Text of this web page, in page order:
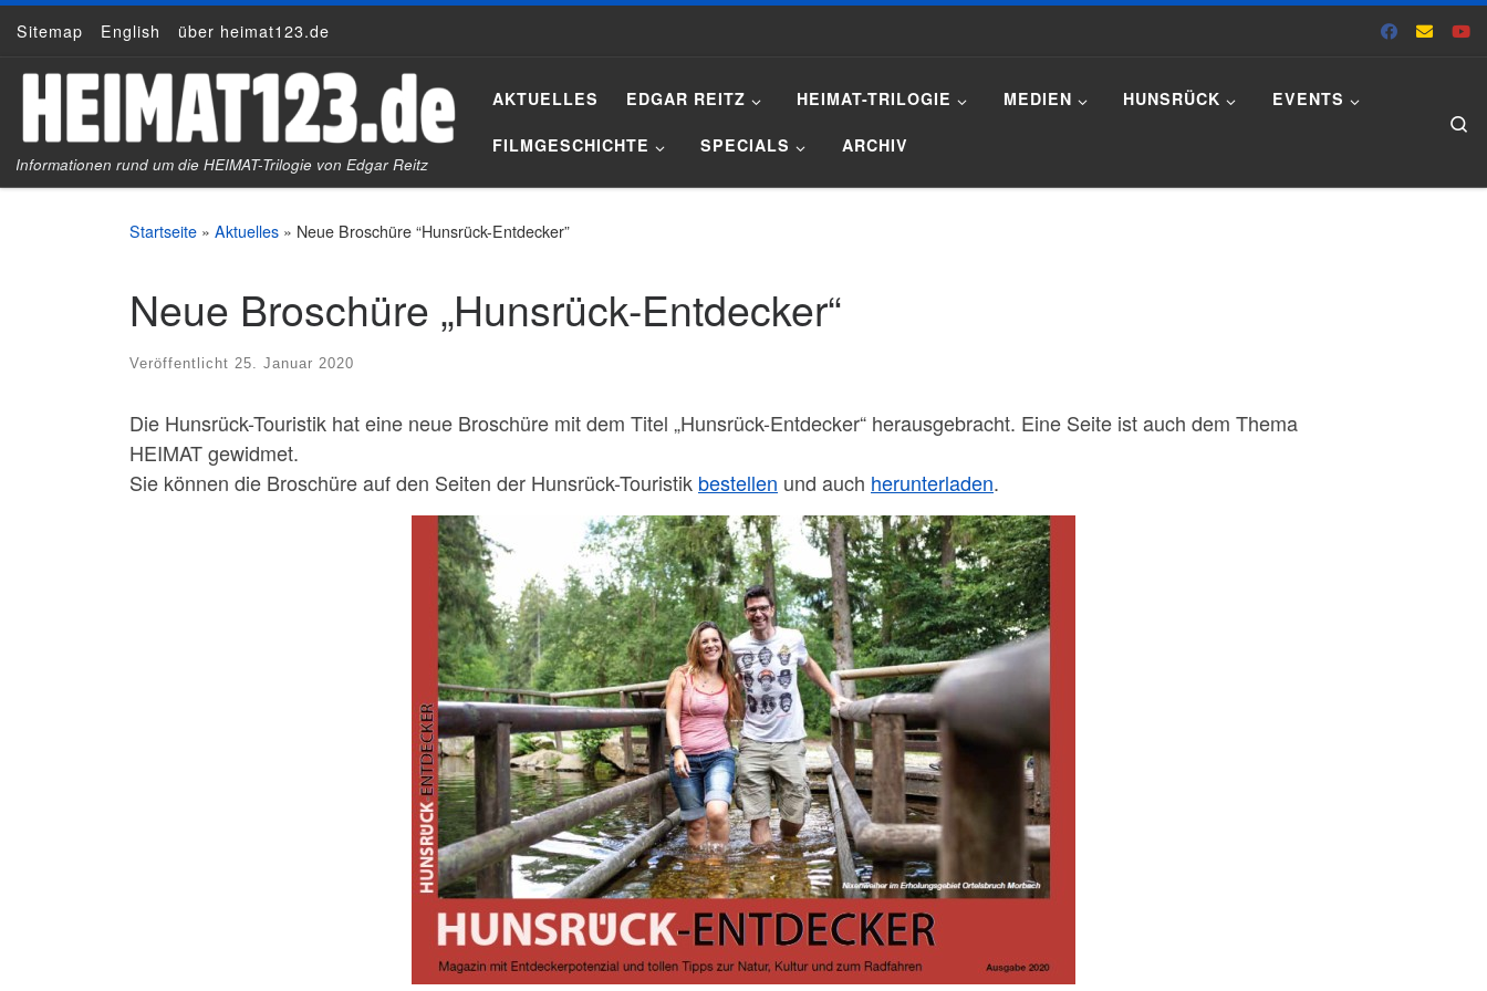
Zum Inhalt springen
Sitemap English über heimat123.de
Informationen rund um die HEIMAT-Trilogie von Edgar Reitz
AKTUELLES EDGAR REITZ HEIMAT-TRILOGIE MEDIEN HUNSRÜCK EVENTS
FILMGESCHICHTE SPECIALS ARCHIV
Startseite » Aktuelles » Neue Broschüre “Hunsrück-Entdecker”
Neue Broschüre „Hunsrück-Entdecker“
Veröffentlicht 25. Januar 2020
Die Hunsrück-Touristik hat eine neue Broschüre mit dem Titel „Hunsrück-Entdecker“ herausgebracht. Eine Seite ist auch dem Thema
HEIMAT gewidmet.
Sie können die Broschüre auf den Seiten der Hunsrück-Touristik bestellen und auch herunterladen.